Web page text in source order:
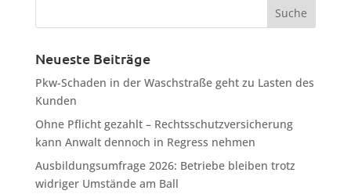
Neueste Beiträge
Pkw-Schaden in der Waschstraße geht zu Lasten des
Kunden
Ohne Pflicht gezahlt – Rechtsschutzversicherung
kann Anwalt dennoch in Regress nehmen
Ausbildungsumfrage 2026: Betriebe bleiben trotz
widriger Umstände am Ball